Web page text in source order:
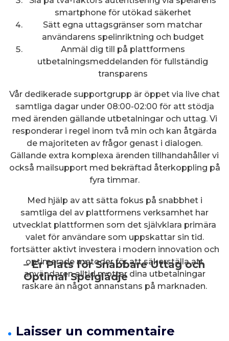
– Er Plats för Snabbare Uttag och
Optimal Spelglädje
smartphone för utökad säkerhet
Sätt egna uttagsgränser som matchar
användarens spelinriktning och budget
Anmäl dig till på plattformens
utbetalningsmeddelanden för fullständig
transparens
Vår dedikerade supportgrupp är öppet via live chat
samtliga dagar under 08:00-02:00 för att stödja
med ärenden gällande utbetalningar och uttag. Vi
responderar i regel inom två min och kan åtgärda
de majoriteten av frågor genast i dialogen.
Gällande extra komplexa ärenden tillhandahåller vi
också mailsupport med bekräftad återkoppling på
fyra timmar.
Med hjälp av att sätta fokus på snabbhet i
samtliga del av plattformens verksamhet har
utvecklat plattformen som det självklara primära
valet för användare som uppskattar sin tid.
fortsätter aktivt investera i modern innovation och
optimerade metoder för att säkerställa att
användaren alltid mottar dina utbetalningar
raskare än något annanstans på marknaden.
Laisser un commentaire